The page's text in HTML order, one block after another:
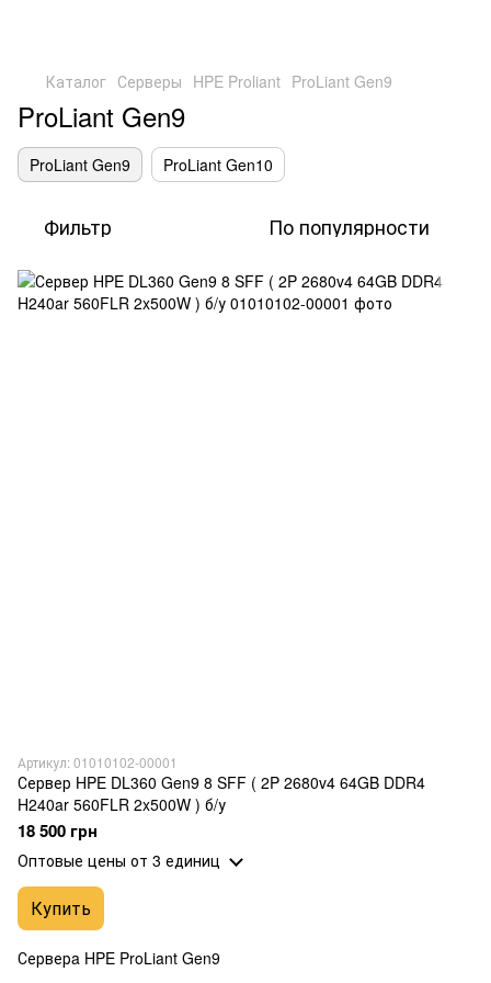
Каталог Серверы HPE Proliant ProLiant Gen9
ProLiant Gen9
ProLiant Gen9 ProLiant Gen10
Фильтр По популярности
Артикул: 01010102-00001
Сервер HPE DL360 Gen9 8 SFF ( 2P 2680v4 64GB DDR4
H240ar 560FLR 2x500W ) б/у
18 500 грн
Оптовые цены от 3 единиц
Купить
Серверa HPE ProLiant Gen9